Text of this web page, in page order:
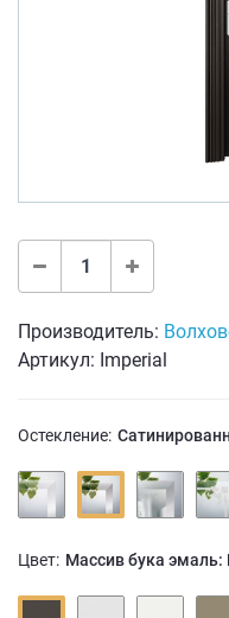
Производитель:
Артикул: Imperial
Остекление:
Цвет: Массив бука эмаль: